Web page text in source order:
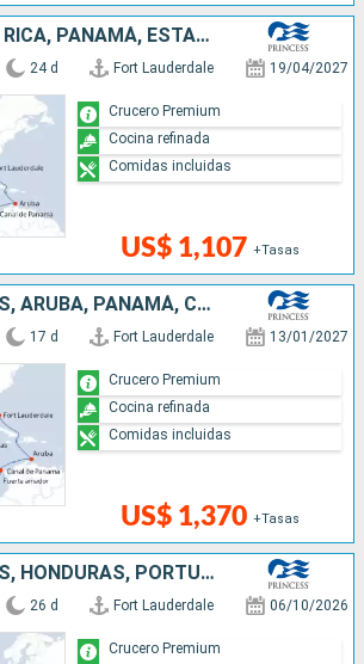
CANADÁ, COSTA RICA, PANAMÁ, ESTADOS UNIDOS, MÉXICO, ARUBA
24 d Fort Lauderdale 19/04/2027
US$ 1,107 +Tasas
Crucero Premium
Cocina refinada
Comidas incluidas
ESTADOS UNIDOS, ARUBA, PANAMÁ, COSTA RICA, MÉXICO
17 d Fort Lauderdale 13/01/2027
US$ 1,370 +Tasas
Crucero Premium
Cocina refinada
Comidas incluidas
ESTADOS UNIDOS, HONDURAS, PORTUGAL, ESPAÑA, FRANCIA, ITALIA, GRECIA
26 d Fort Lauderdale 06/10/2026
Crucero Premium